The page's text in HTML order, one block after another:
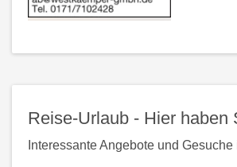
Reise-Urlaub - Hier haben
Interessante Angebote und